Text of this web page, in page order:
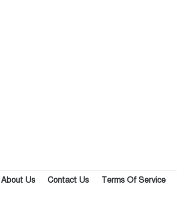
About Us Contact Us Terms Of Service